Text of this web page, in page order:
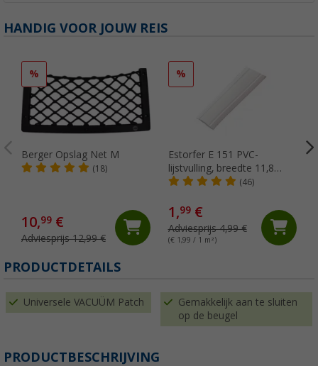
HANDIG VOOR JOUW REIS
%
Berger Opslag Net M
(18)
10,99 €
Adviesprijs 12,99 €
%
Estorfer E 151 PVC-
lijstvulling, breedte 11,8
mm, per meter, wit
(46)
1,99€
Adviesprijs 4,99 €
(€ 1,99 / 1 m²)
PRODUCTDETAILS
Universele VACUÜM Patch
Gemakkelijk aan te sluiten
op de beugel
PRODUCTBESCHRIJVING